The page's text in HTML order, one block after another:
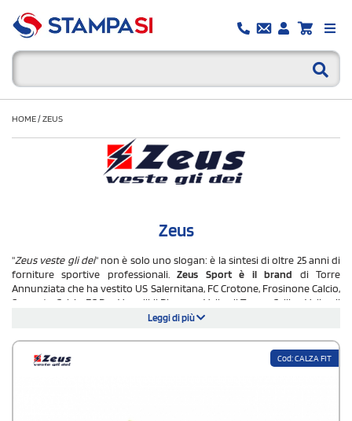
HOME/ZEUS
Zeus
"Zeus veste gli dei" non è solo uno slogan: è la sintesi di oltre 25 anni di
forniture sportive professionali.Zeus Sport è il brand di Torre
Annunziata che ha vestito US Salernitana, FC Crotone, Frosinone Calcio,
Sorrento Calcio, FC Pro Vercelli, il Piacenza Volley, il Tonno Callipo Volley, il
Comitato Olimpico Bulgaro e il Trident Motosport in Formula 3. Un
amatoriale.
Leggi di più
Cod: CALZA FIT